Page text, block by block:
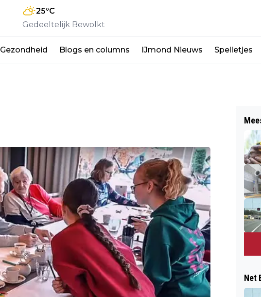
25°C
Gedeeltelijk Bewolkt
Gezondheid Blogs en columns IJmond Nieuws Spelletjes
Net